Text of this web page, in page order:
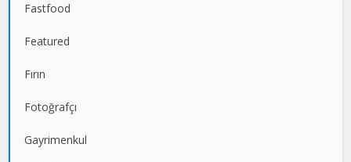
Fastfood
Featured
Fırın
Fotoğrafçı
Gayrimenkul